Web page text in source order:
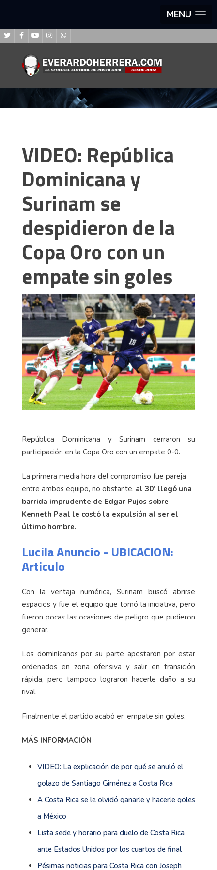
MENU
VIDEO: República
Dominicana y
Surinam se
despidieron de la
Copa Oro con un
empate sin goles
República Dominicana y Surinam cerraron su
participación en la Copa Oro con un empate 0-0.
La primera media hora del compromiso fue pareja
entre ambos equipo, no obstante, al 30’ llegó una
barrida imprudente de Edgar Pujos sobre
Kenneth Paal le costó la expulsión al ser el
último hombre.
Lucila Anuncio - UBICACION:
Articulo
Con la ventaja numérica, Surinam buscó abrirse
espacios y fue el equipo que tomó la iniciativa, pero
fueron pocas las ocasiones de peligro que pudieron
generar.
Los dominicanos por su parte apostaron por estar
ordenados en zona ofensiva y salir en transición
rápida, pero tampoco lograron hacerle daño a su
rival.
Finalmente el partido acabó en empate sin goles.
MÁS INFORMACIÓN
VIDEO: La explicación de por qué se anuló el
golazo de Santiago Giménez a Costa Rica
A Costa Rica se le olvidó ganarle y hacerle goles
a México
Lista sede y horario para duelo de Costa Rica
ante Estados Unidos por los cuartos de final
Pésimas noticias para Costa Rica con Joseph